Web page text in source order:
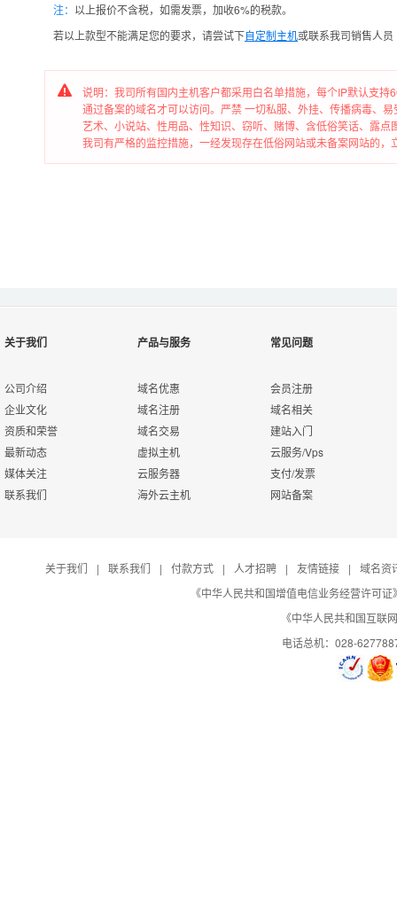
注： 以上报价不含税，如需发票，加收6%的税款。
若以上款型不能满足您的要求，请尝试下自定制主机或联系我司销售人员
说明：我司所有国内主机客户都采用白名单措施，每个IP默认支
通过备案的域名才可以访问。严禁 一切私服、外挂、传播病毒、
艺术、小说站、性用品、性知识、窃听、赌博、含低俗笑话、露
我司有严格的监控措施，一经发现存在低俗网站或未备案网站的，
关于我们
公司介绍
企业文化
资质和荣誉
最新动态
媒体关注
联系我们
产品与服务
域名优惠
域名注册
域名交易
虚拟主机
云服务器
海外云主机
常见问题
会员注册
域名相关
建站入门
云服务/Vps
支付/发票
网站备案
关于我们 | 联系我们 | 付款方式 | 人才招聘 | 友情链接 |
域名资
《中华人民共和国增值电信业务经营许可
《中华人民共和国互联
电话总机：028-